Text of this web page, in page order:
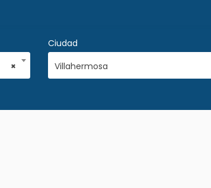
×
Ciudad
Villahermosa